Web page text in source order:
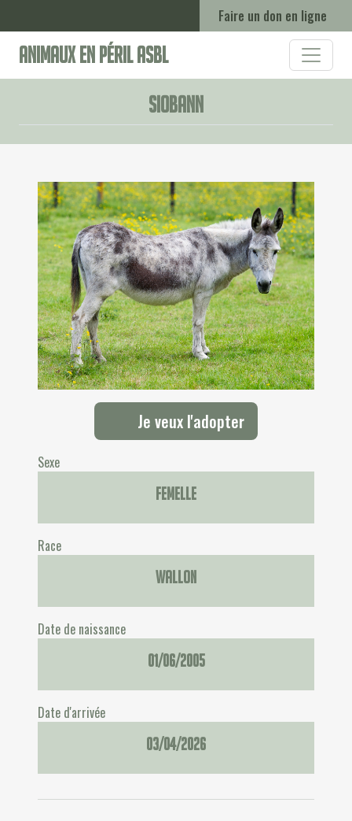
Faire un don en ligne
Animaux en Péril ASBL
Siobann
Je veux l'adopter
Sexe
Femelle
Race
Wallon
Date de naissance
01/06/2005
Date d'arrivée
03/04/2026